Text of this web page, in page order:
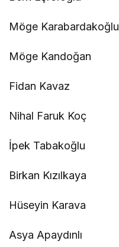
Möge Karabardakoğlu
Möge Kandoğan
Fidan Kavaz
Nihal Faruk Koç
İpek Tabakoğlu
Birkan Kızılkaya
Hüseyin Karava
Asya Apaydınlı